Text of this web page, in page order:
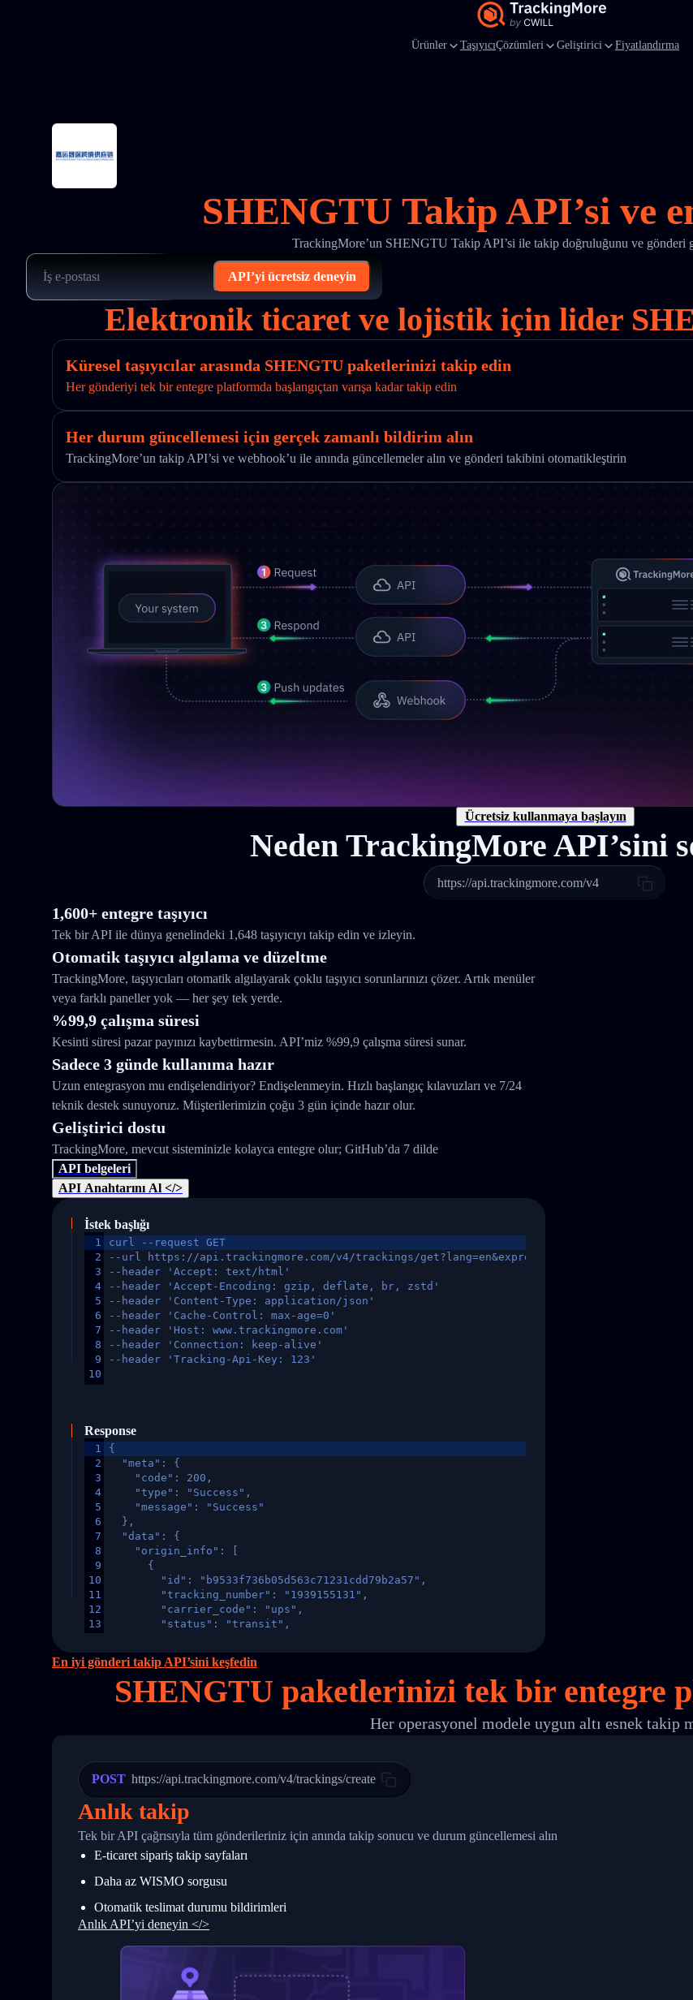
Ürünler TaşıyıcıÇözümleri Geliştirici Fiyatlandırma
SHENGTU Takip API’si ve
TrackingMore’un SHENGTU Takip API’si ile takip doğruluğunu ve gönderi
API’yi ücretsiz deneyin
Elektronik ticaret ve lojistik için lider
Küresel taşıyıcılar arasında SHENGTU paketlerinizi takip edin
Her gönderiyi tek bir entegre platformda başlangıçtan varışa kadar takip edin
Her durum güncellemesi için gerçek zamanlı bildirim alın
TrackingMore’un takip API’si ve webhook’u ile anında güncellemeler alın ve gönderi takibini otomatikleştirin
Ücretsiz kullanmaya başlayın
Neden TrackingMore API’sini
https://api.trackingmore.com/v4
1,600+ entegre taşıyıcı
Tek bir API ile dünya genelindeki 1,648 taşıyıcıyı takip edin ve izleyin.
Otomatik taşıyıcı algılama ve düzeltme
TrackingMore, taşıyıcıları otomatik algılayarak çoklu taşıyıcı sorunlarınızı çözer. Artık menüler
veya farklı paneller yok — her şey tek yerde.
%99,9 çalışma süresi
Kesinti süresi pazar payınızı kaybettirmesin. API’miz %99,9 çalışma süresi sunar.
Sadece 3 günde kullanıma hazır
Uzun entegrasyon mu endişelendiriyor? Endişelenmeyin. Hızlı başlangıç kılavuzları ve 7/24
teknik destek sunuyoruz. Müşterilerimizin çoğu 3 gün içinde hazır olur.
Geliştirici dostu
TrackingMore, mevcut sisteminizle kolayca entegre olur; GitHub’da 7 dilde
API belgeleri
API Anahtarını Al </>
İstek başlığı
1
2
3
4
5
6
7
8
9
10
curl --request GET
--url https://api.trackingmore.com/v4/trackings/
--header 'Accept: text/html'
--header 'Accept-Encoding: gzip, deflate, br, zstd'
--header 'Content-Type: application/json'
--header 'Cache-Control: max-age=0'
--header 'Host: www.trackingmore.com'
--header 'Connection: keep-alive'
--header 'Tracking-Api-Key: 123'
Response
1
2
3
4
5
6
7
8
9
10
11
12
13
16
24
25
26
27
28
29
31
32
34
{
  "meta": {
    "code": 200,
    "type": "Success",
    "message": "Success"
  },
  "data": {
    "origin_info": [
      {
        "id": "b9533f736b05d563c71231cdd79b2a57",
        "tracking_number": "1939155131",
        "carrier_code": "ups",
        "status": "transit",
        "itemTimeLength": 2,
        "weblink": "",
        "phone": null,
"Details": "Departed Facility in HONG KONG-HONG KONG, HONG KONG-HONG
          },
          {
            "Date": "2017-03-06 15:28:00",
            "StatusDescription": "Shipment picked up",
            "Details": "BEIJING-CHINA,PEOPLES REPUBLIC"
          }
      }
    ]
}
En iyi gönderi takip API’sini keşfedin
SHENGTU paketlerinizi tekbir entegre
Her operasyonel modele uygun altı esnek takip
POST https://api.trackingmore.com/v4/trackings/create
Anlık takip
Tek bir API çağrısıyla tüm gönderileriniz için anında takip sonucu ve durum güncellemesi alın
E-ticaret sipariş takip sayfaları
Daha az WISMO sorgusu
Otomatik teslimat durumu bildirimleri
Anlık API’yi deneyin </>